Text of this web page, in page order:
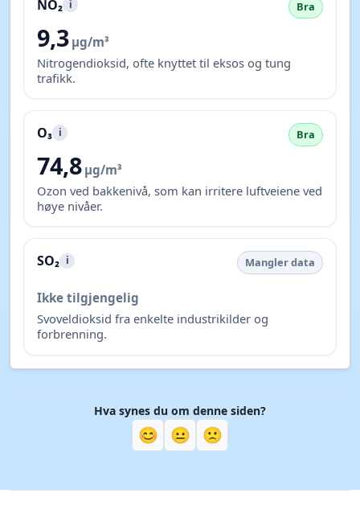
NO₂ i Bra
9,3 µg/m³
Nitrogendioksid, ofte knyttet til eksos og tung
trafikk.
O₃ i Bra
74,8 µg/m³
Ozon ved bakkenivå, som kan irritere luftveiene ved
høye nivåer.
SO₂ i Mangler data
Ikke tilgjengelig
Svoveldioksid fra enkelte industrikilder og
forbrenning.
Hva synes du om denne siden?
😊 😐 🙁